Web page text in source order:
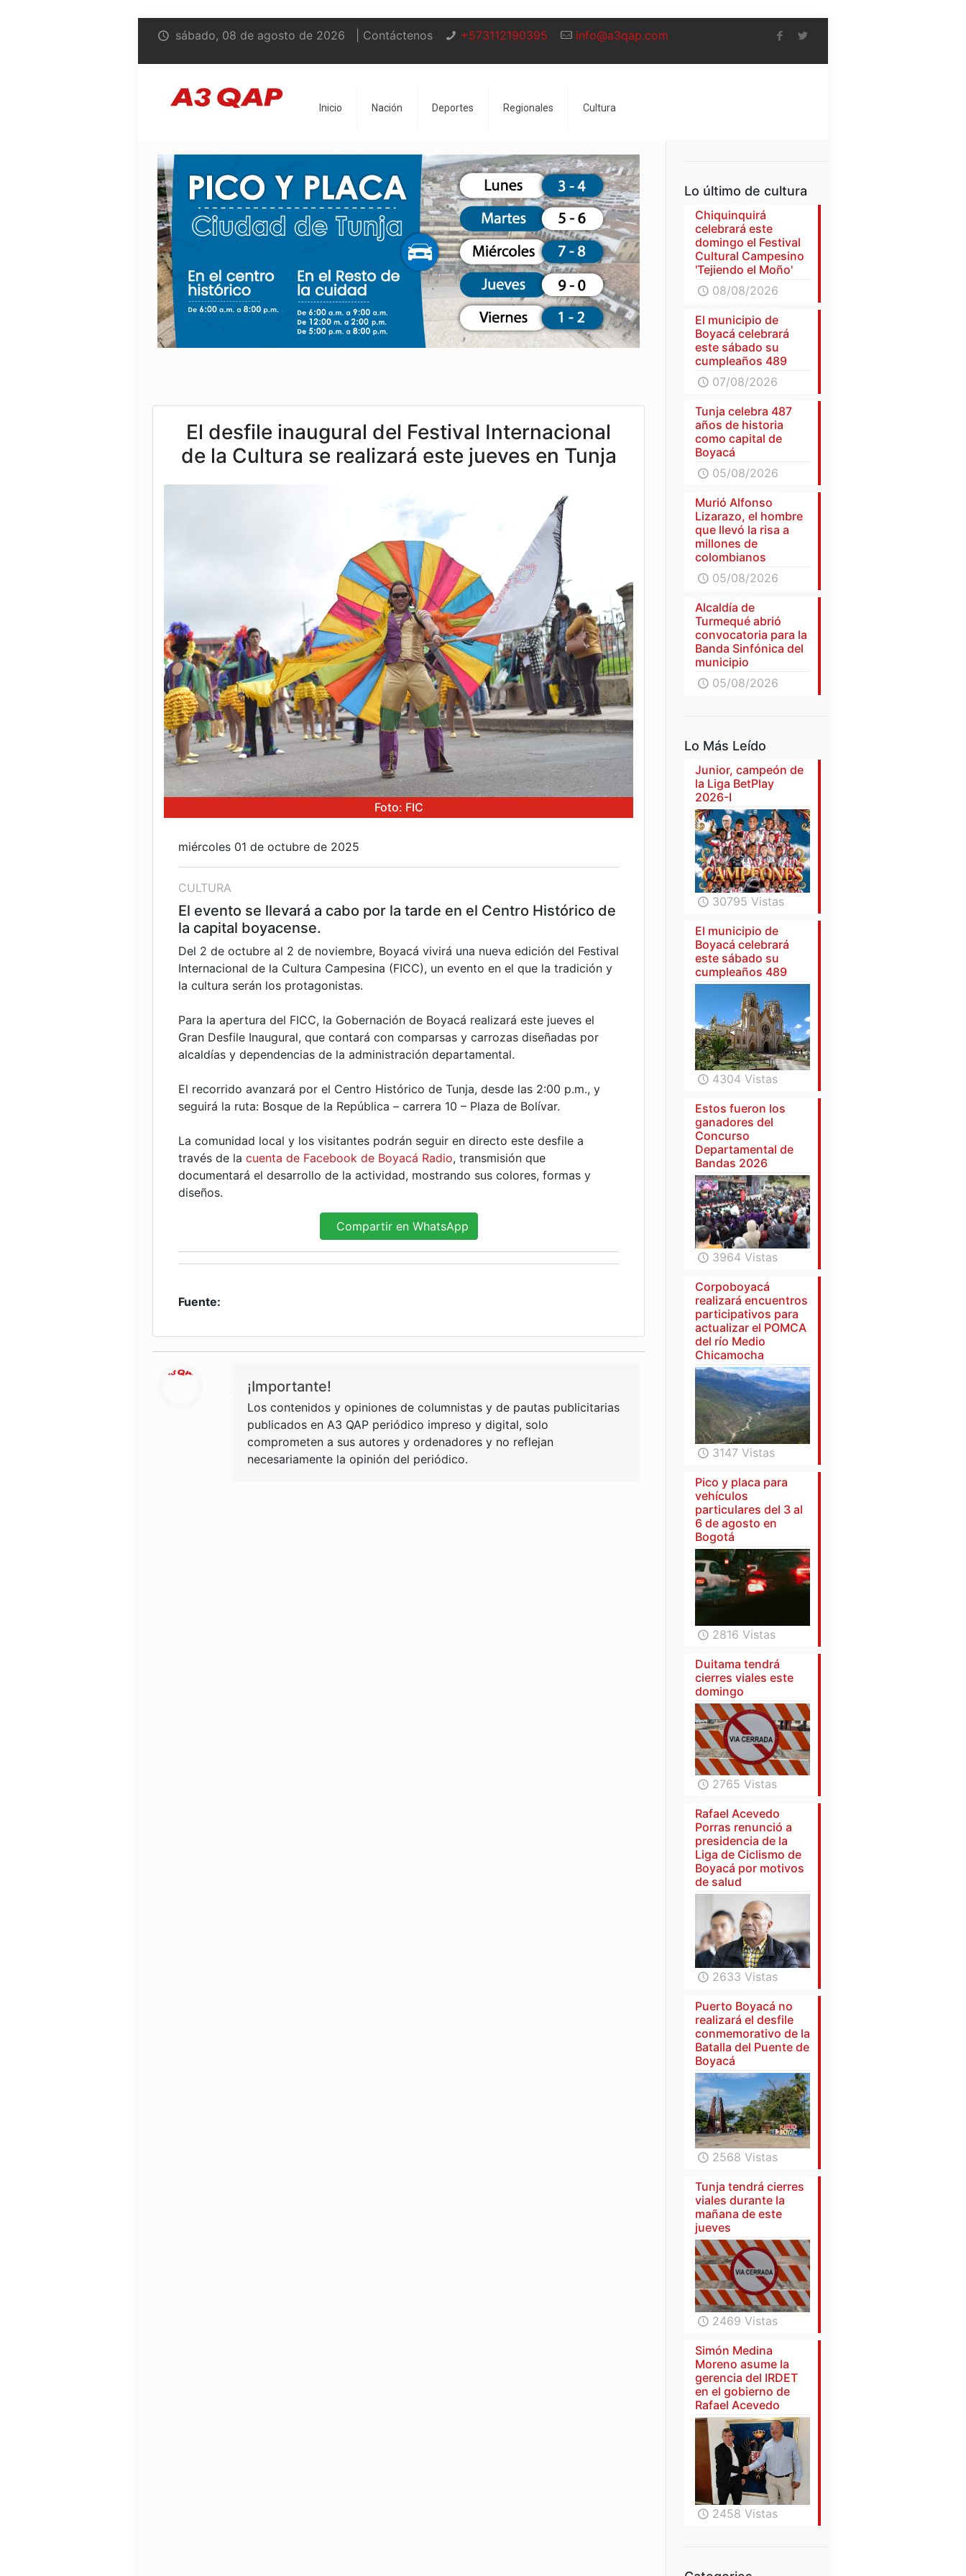
sábado, 08 de agosto de 2026 | Contáctenos +573112190395 info@a3qap.com
Inicio Nación Deportes Regionales Cultura
El desfile inaugural del Festival Internacional
de la Cultura se realizará este jueves en Tunja
Foto: FIC
miércoles 01 de octubre de 2025
CULTURA
El evento se llevará a cabo por la tarde en el Centro Histórico de
la capital boyacense.
Del 2 de octubre al 2 de noviembre, Boyacá vivirá una nueva edición del Festival
Internacional de la Cultura Campesina (FICC), un evento en el que la tradición y
la cultura serán los protagonistas.
Para la apertura del FICC, la Gobernación de Boyacá realizará este jueves el
Gran Desfile Inaugural, que contará con comparsas y carrozas diseñadas por
alcaldías y dependencias de la administración departamental.
El recorrido avanzará por el Centro Histórico de Tunja, desde las 2:00 p.m., y
seguirá la ruta: Bosque de la República – carrera 10 – Plaza de Bolívar.
La comunidad local y los visitantes podrán seguir en directo este desfile a
través de la cuenta de Facebook de Boyacá Radio, transmisión que
documentará el desarrollo de la actividad, mostrando sus colores, formas y
diseños.
Compartir en WhatsApp
Fuente:
¡Importante!
Los contenidos y opiniones de columnistas y de pautas publicitarias
publicados en A3 QAP periódico impreso y digital, solo
comprometen a sus autores y ordenadores y no reflejan
necesariamente la opinión del periódico.
Lo último de cultura
Chiquinquirá
celebrará este
domingo el Festival
Cultural Campesino
'Tejiendo el Moño'
08/08/2026
El municipio de
Boyacá celebrará
este sábado su
cumpleaños 489
07/08/2026
Tunja celebra 487
años de historia
como capital de
Boyacá
05/08/2026
Murió Alfonso
Lizarazo, el hombre
que llevó la risa a
millones de
colombianos
05/08/2026
Alcaldía de
Turmequé abrió
convocatoria para la
Banda Sinfónica del
municipio
05/08/2026
Lo Más Leído
Junior, campeón de
la Liga BetPlay
2026-I
30795 Vistas
El municipio de
Boyacá celebrará
este sábado su
cumpleaños 489
4304 Vistas
Estos fueron los
ganadores del
Concurso
Departamental de
Bandas 2026
3964 Vistas
Corpoboyacá
realizará encuentros
participativos para
actualizar el POMCA
del río Medio
Chicamocha
3147 Vistas
Pico y placa para
vehículos
particulares del 3 al
6 de agosto en
Bogotá
2816 Vistas
Duitama tendrá
cierres viales este
domingo
2765 Vistas
Rafael Acevedo
Porras renunció a
presidencia de la
Liga de Ciclismo de
Boyacá por motivos
de salud
2633 Vistas
Puerto Boyacá no
realizará el desfile
conmemorativo de la
Batalla del Puente de
Boyacá
2568 Vistas
Tunja tendrá cierres
viales durante la
mañana de este
jueves
2469 Vistas
Simón Medina
Moreno asume la
gerencia del IRDET
en el gobierno de
Rafael Acevedo
2458 Vistas